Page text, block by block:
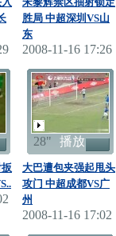
胜局 中超深圳VS山
东
2008-11-16 17:26
28" 播放
大巴遭包夹强起甩头
攻门 中超成都VS广
州
2008-11-16 17:02